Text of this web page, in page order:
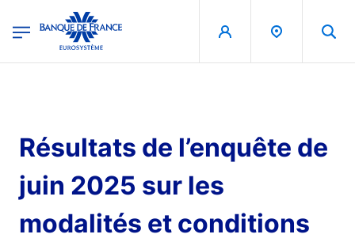
Banque de France - Menu Principal
Résultats de l’enquête de
juin 2025 sur les
modalités et conditions